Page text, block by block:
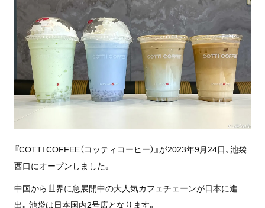
『COTTI COFFEE（コッティコーヒー）』が2023年9月24日、池袋
西口にオープンしました。
中国から世界に急展開中の大人気カフェチェーンが日本に進
出。池袋は日本国内2号店となります。